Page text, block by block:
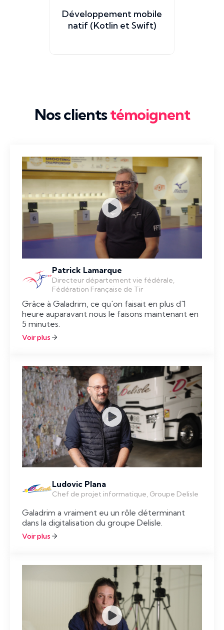
Développement mobile
natif (Kotlin et Swift)
Nos clientstémoignent
Patrick Lamarque
Directeur département vie fédérale,
Fédération Française de Tir
Grâce à Galadrim, ce qu'on faisait en plus d'1
heure auparavant nous le faisons maintenant en
5 minutes.
Voir plus
Ludovic Plana
Chef de projet informatique, Groupe Delisle
Galadrim a vraiment eu un rôle déterminant
dans la digitalisation du groupe Delisle.
Voir plus